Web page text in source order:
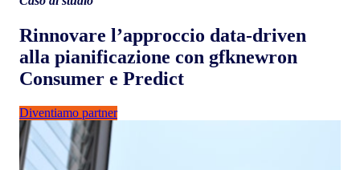
Rinnovare l’approccio data-driven
alla pianificazione con gfknewron
Consumer e Predict
Diventiamo partner